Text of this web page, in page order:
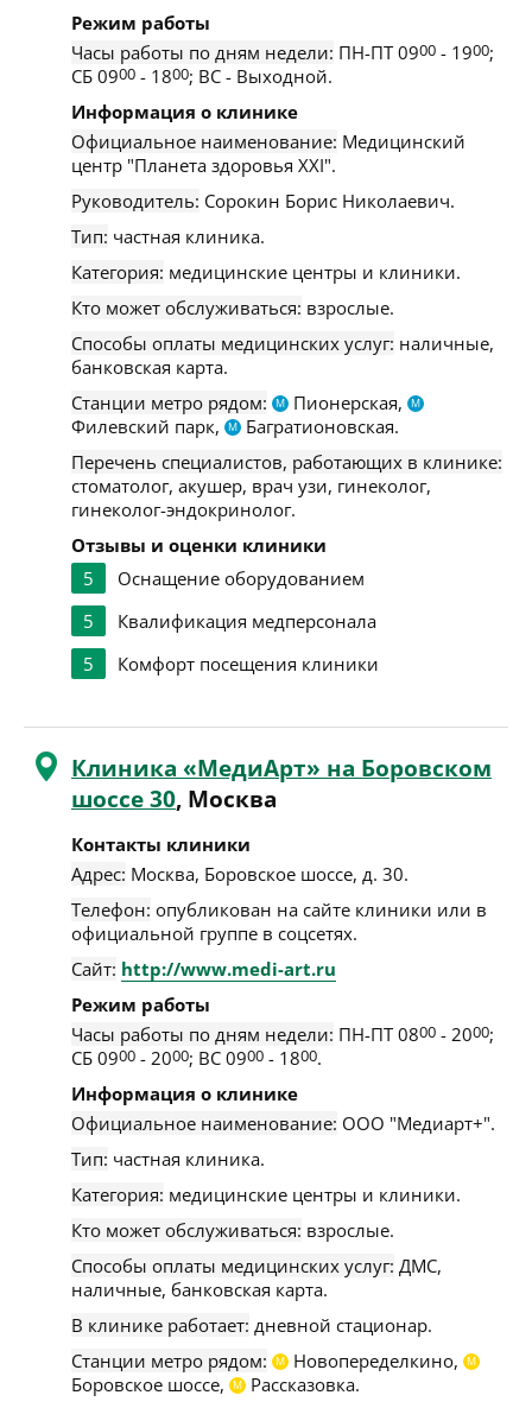
Режим работы
Часы работы по дням недели: ПН-ПТ 0900 - 1900;
СБ 0900 - 1800; ВС - Выходной.
Информация о клинике
Официальное наименование: Медицинский
центр "Планета здоровья XXI".
Руководитель: Сорокин Борис Николаевич.
Тип: частная клиника.
Категория: медицинские центры и клиники.
Кто может обслуживаться: взрослые.
Способы оплаты медицинских услуг: наличные,
банковская карта.
Станции метро рядом:
М Пионерская, М
Филевский парк, М
Багратионовская.
Перечень специалистов, работающих в клинике:
стоматолог, акушер, врач узи, гинеколог,
гинеколог-эндокринолог.
Отзывы и оценки клиники
5
Оснащение оборудованием
5
Квалификация медперсонала
5
Комфорт посещения клиники
Клиника «МедиАрт» на Боровском
шоссе 30, Москва
Контакты клиники
Адрес: Москва, Боровское шоссе, д. 30.
Телефон: опубликован на сайте клиники или в
официальной группе в соцсетях.
Сайт: http://www.medi-art.ru
Режим работы
Часы работы по дням недели: ПН-ПТ 0800 - 2000;
СБ 0900 - 2000; ВС 0900 - 1800.
Информация о клинике
Официальное наименование: ООО "Медиарт+".
Тип: частная клиника.
Категория: медицинские центры и клиники.
Кто может обслуживаться: взрослые.
Способы оплаты медицинских услуг: ДМС,
наличные, банковская карта.
В клинике работает: дневной стационар.
Станции метро рядом:
М Новопеределкино, М
Боровское шоссе, М Рассказовка.